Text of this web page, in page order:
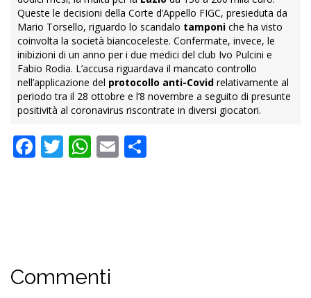
Queste le decisioni della Corte d’Appello FIGC, presieduta da
Mario Torsello, riguardo lo scandalo tamponi che ha visto
coinvolta la società biancoceleste. Confermate, invece, le
inibizioni di un anno per i due medici del club Ivo Pulcini e
Fabio Rodia. L’accusa riguardava il mancato controllo
nell’applicazione del protocollo anti-Covid relativamente al
periodo tra il 28 ottobre e l’8 novembre a seguito di presunte
positività al coronavirus riscontrate in diversi giocatori.
Facebook
Twitter
WhatsApp
Email
Commenti